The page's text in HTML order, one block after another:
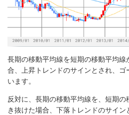
長期の移動平均線を短期の移動平均
合、上昇トレンドのサインとされ、ゴ
います。
反対に、長期の移動平均線を、短期
き抜けた場合、下落トレンドのサイ